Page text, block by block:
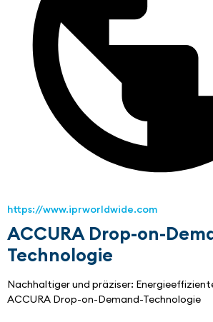
https://www.iprworldwide.com
ACCURA Drop-on-
Technologie
Nachhaltiger und präziser:
ACCURA Drop-on-Demand-Technologie